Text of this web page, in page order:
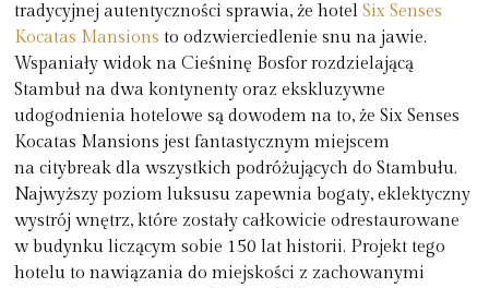
tradycyjnej autentyczności sprawia, że hotelSix Senses
Kocatas Mansions to odzwierciedlenie snu na jawie.
Wspaniały widok na Cieśninę Bosfor rozdzielającą
Stambuł na dwa kontynenty oraz ekskluzywne
udogodnienia hotelowe są dowodem na to, że Six Senses
Kocatas Mansions jest fantastycznym miejscem
na citybreak dla wszystkich podróżujących do Stambułu.
Najwyższy poziom luksusu zapewnia bogaty, eklektyczny
wystrój wnętrz, które zostały całkowicie odrestaurowane
w budynku liczącym sobie 150 lat historii. Projekt tego
hotelu to nawiązania do miejskości z zachowanymi